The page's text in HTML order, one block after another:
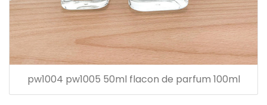
pw1004 pw1005 50ml flacon de parfum 100ml